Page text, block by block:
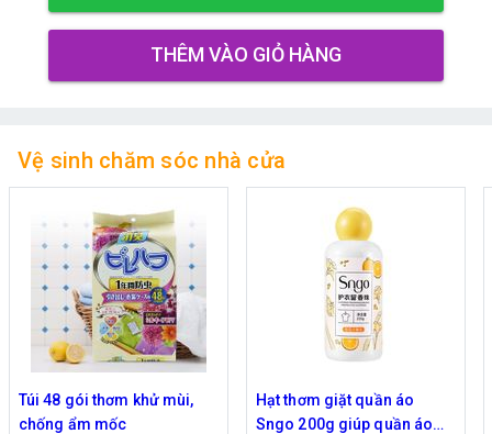
THÊM VÀO GIỎ HÀNG
Vệ sinh chăm sóc nhà cửa
Hạt thơm giặt quần áo
Sngo 200g giúp quần áo
Hộp 100 viên giặt xả White
Dùng cho máy giặt quần áo